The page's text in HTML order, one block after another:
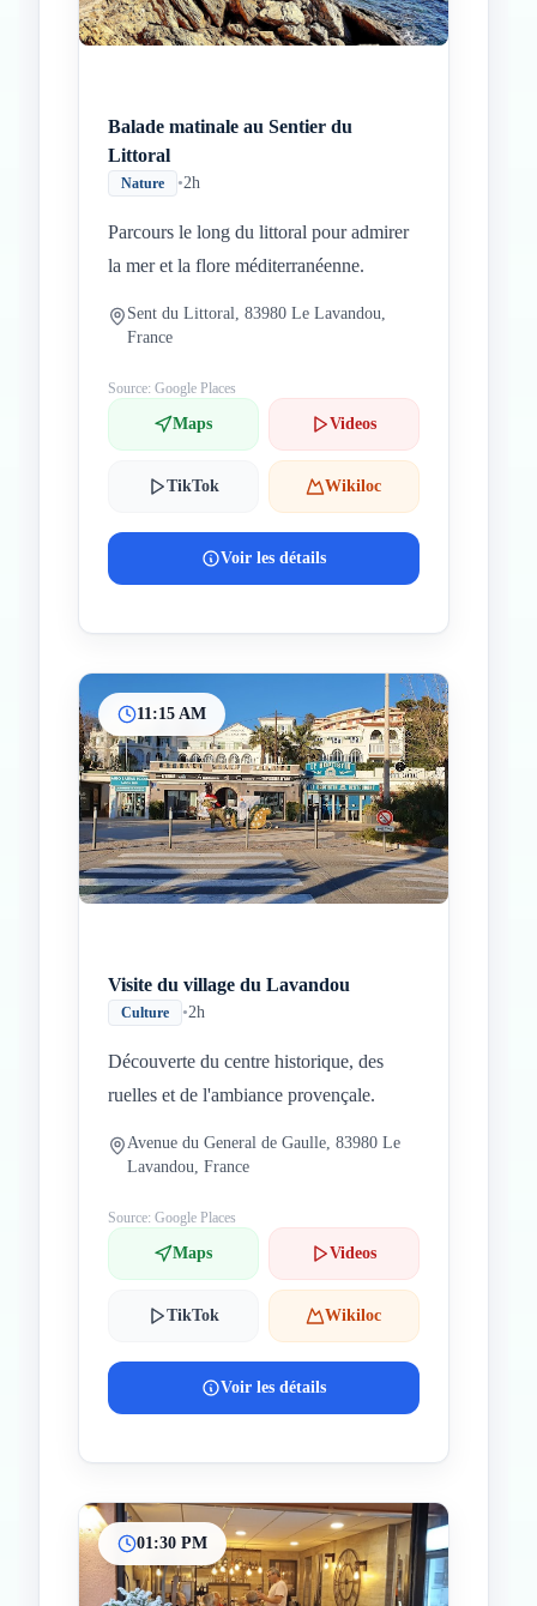
Balade matinale au Sentier du
Littoral
Nature •2h
Parcours le long du littoral pour admirer
la mer et la flore méditerranéenne.
Sent du Littoral, 83980 Le Lavandou,
France
Source: Google Places
Maps Videos
TikTok Wikiloc
Voir les détails
11:15 AM
Visite du village du Lavandou
Culture •2h
Découverte du centre historique, des
ruelles et de l'ambiance provençale.
Avenue du General de Gaulle, 83980 Le
Lavandou, France
Source: Google Places
Maps Videos
TikTok Wikiloc
Voir les détails
01:30 PM